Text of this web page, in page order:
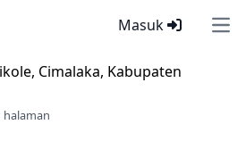
Masuk
Cimalaka, Kabupaten
halaman